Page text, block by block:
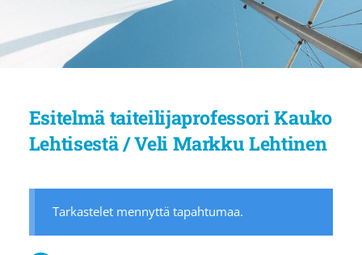
Esitelmä taiteilijaprofessori Kauko
Lehtisestä / Veli Markku Lehtinen
Tarkastelet mennyttä tapahtumaa.